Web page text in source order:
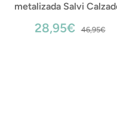
metalizada Salvi
28,95€ 46,95€